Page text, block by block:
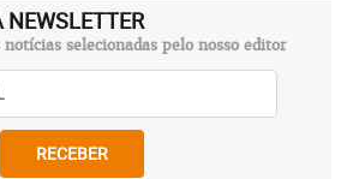
NEWSLETTER
notícias selecionadas pelo nosso editor
RECEBER